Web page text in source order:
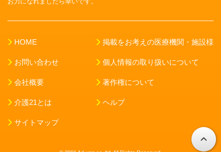
HOME
お問い合わせ
会社概要
介護21とは
サイトマップ
掲載をお考えの医療機関・施設様
個人情報の取り扱いについて
著作権について
ヘルプ